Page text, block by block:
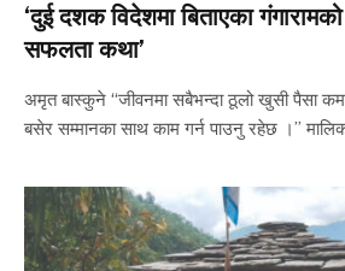
‘दुई दशक विदेशमा बिताएका
सफलता कथा’
अमृत बास्कुने “जीवनमा सबैभन्दा ठूलो खुसी पैसा
बसेर सम्मानका साथ काम गर्न पाउनु रहेछ ।’’